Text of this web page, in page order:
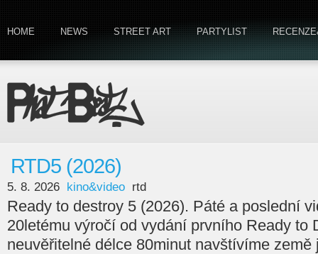
HOME NEWS STREET ART PARTYLIST
RTD5 (2026)
5. 8. 2026 kino&video rtd
Ready to destroy 5 (2026). Páté a poslední
20letému výročí od vydání prvního Ready to
neuvěřitelné délce 80minut navštívíme